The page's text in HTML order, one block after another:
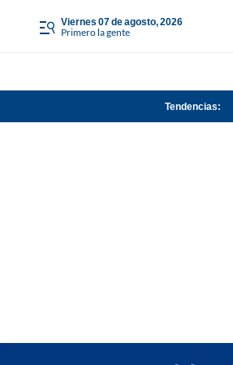
viernes 07 de agosto, 2026
Primero la gente
Tendencias: